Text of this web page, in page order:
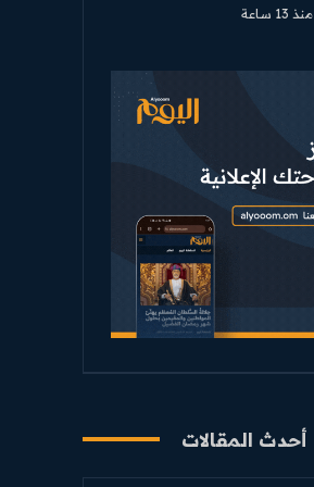
منذ 13 ساعة
أحدث المقالات